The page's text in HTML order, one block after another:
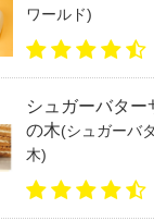
ワールド)
シュガーバター
の木(シュガーバ
木)